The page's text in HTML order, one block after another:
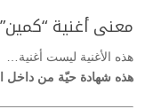
معنى أغنية
هذه الأغنية ليست أغنية…
هذه شهادة حيّة من داخل